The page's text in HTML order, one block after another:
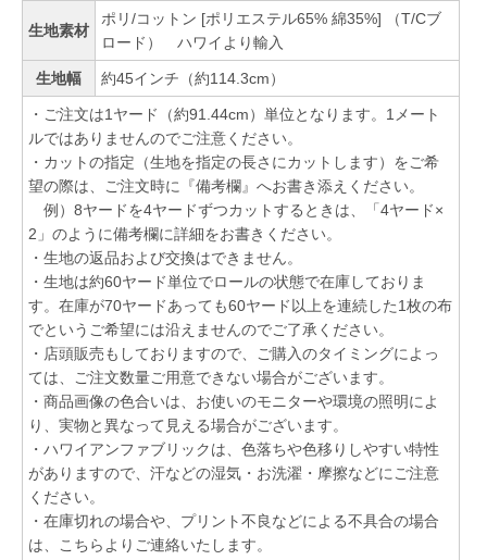
生地素材
ポリ/コットン [ポリエステル65% 綿35%] （T/Cブ
ロード） ハワイより輸入
生地幅 約45インチ（約114.3cm）
・ご注文は1ヤード（約91.44cm）単位となります。1メート
ルではありませんのでご注意ください。
・カットの指定（生地を指定の長さにカットします）をご希
望の際は、ご注文時に『備考欄』へお書き添えください。
例）8ヤードを4ヤードずつカットするときは、「4ヤード×
2」のように備考欄に詳細をお書きください。
・生地の返品および交換はできません。
・生地は約60ヤード単位でロールの状態で在庫しておりま
す。在庫が70ヤードあっても60ヤード以上を連続した1枚の布
でというご希望には沿えませんのでご了承ください。
・店頭販売もしておりますので、ご購入のタイミングによっ
ては、ご注文数量ご用意できない場合がございます。
・商品画像の色合いは、お使いのモニターや環境の照明によ
り、実物と異なって見える場合がございます。
・ハワイアンファブリックは、色落ちや色移りしやすい特性
がありますので、汗などの湿気・お洗濯・摩擦などにご注意
ください。
・在庫切れの場合や、プリント不良などによる不具合の場合
は、こちらよりご連絡いたします。